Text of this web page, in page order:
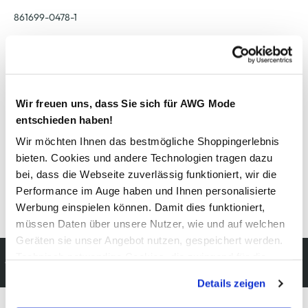
Wir freuen uns, dass Sie sich für AWG Mode
entschieden haben!
Wir möchten Ihnen das bestmögliche Shoppingerlebnis
bieten. Cookies und andere Technologien tragen dazu
bei, dass die Webseite zuverlässig funktioniert, wir die
Performance im Auge haben und Ihnen personalisierte
Werbung einspielen können. Damit dies funktioniert,
müssen Daten über unsere Nutzer, wie und auf welchen
Geräten sie unser Angebot nutzen, gespeichert werden.
werden, werden bei der Nutzung der Webseite auf jeden
Details zeigen
861699-0478-1
Pflegehinweise
Details zur Produktsicherheit anzeigen